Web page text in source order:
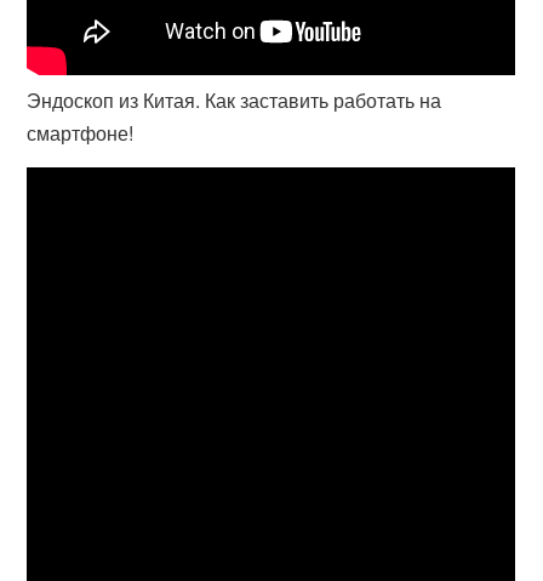
Эндоскоп из Китая. Как заставить работать на
смартфоне!